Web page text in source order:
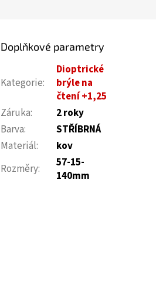
Doplňkové parametry
Kategorie:
Dioptrické
brýle na
čtení +1,25
Záruka:
2 roky
Barva:
STŘÍBRNÁ
Materiál:
kov
Rozměry:
57-15-
140mm